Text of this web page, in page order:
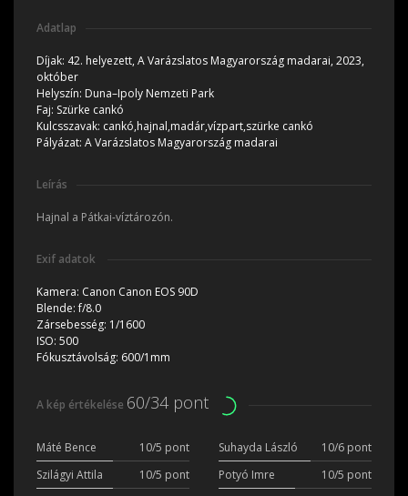
Adatlap
Díjak: 42. helyezett, A Varázslatos Magyarország madarai, 2023,
október
Helyszín: Duna–Ipoly Nemzeti Park
Faj: Szürke cankó
Kulcsszavak: cankó,hajnal,madár,vízpart,szürke cankó
Pályázat: A Varázslatos Magyarország madarai
Leírás
Hajnal a Pátkai-víztározón.
Exif adatok
Kamera: Canon Canon EOS 90D
Blende:f/8.0
Zársebesség: 1/1600
ISO: 500
Fókusztávolság: 600/1mm
A kép értékelése 60/34 pont
Máté Bence 10/5 pont Suhayda László
10/6 pont
Szilágyi Attila
10/5 pont Potyó Imre
10/5 pont